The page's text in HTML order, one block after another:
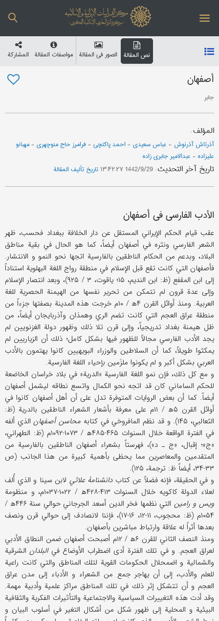
نص المقالة الصور في المقالة مواصفات المقالة المشارکة
أصفهان
جابر
المؤلف:
آذرتاش آذرنوش - عباس سعیدي -احمد پاکتچی -فرامرز حاج منوچهری -مهبانو
علیزاده - عبدالامیر جابری زاده
تاریخ آخر التحدیث: 1442/9/29 ۱۳:۴۲:۲۷ تاریخ تألیف المقالة
الأدب الفارسي في أصفهان
عقب قيام الحكم الإيراني المستقل عن دار الخلافة ببغداد فحسب، ظهر
الشعر الفارسي ونثره في أصفهان أيضاً، كما هو الحال في بقية مناطق
البلاد، وبدعم من الحكام الناطقين بالفارسية اتجها نحو النمو و الانتشار.
فأصفهان التي كانت تقع قبل الإسلام في منطقة رواج اللغة البهلوية استناداً
إلى ابن المقفع (ظ: ابن النديم، ۱۵؛ ياقوت، ۳ / ۹۲۵)، وبعد انتصار الإسلام
وإلى عدة قرون لم تتمكن من تحرير نفسها من الهيمنة الحصرية للغة
العربية. ومنذ أوائل القرن ۴ه‍ / ۱۰م خرجت هذه المدينة بصفتها جزءاً من
منطقة عراق العجم التي كانت تضم الري وهمذان وآذربايجان أيضاً، من
ظل هيمنة بغداد تدريجياً، وإلى قرن تلا ذلك وظهور دولة الغزنويين لم
يجد الأدب الفارسي مجالاً للظهور فيها بشكل كامل؛ ذلك أن الزياريين لم
يمكثوا طويلاً، كما أن السلاطين والوزراء البويهيين كانوا يهتمون بالأدب
العربي بشكل أكبر و لم يكونوا ملزَمين بإحياء اللغة الفارسية.
و مع كل ذلك، فإن نمو اللغة الفارسية «الدرية» في بلاد خراسان الخاضعة
للحكم الساماني كان قد اتجه نحو الكمال واتسع نطاقه ليشمل أصفهان
أيضاً. كما أن بعض الروايات المتوفرة تدل على أن أهل أصفهان كانوا في
أوائل القرن ۵ه‍ / ۱۱م على معرفة بأشعار الشعراء الناطقين بالدرية (ظ:
الثعالبي، ۱۴۵). و قد نظم المافروخي في كتابه
محاسن أصفهانالذي ألفه
في الفترة الواقعة خلال السنوات ۴۶۵-۴۸۵ه‍ / ۱۰۷۳-۱۰۹۲م (ظ: الطهراني،
«ج»؛ إقبال، «ج ـ د»)، فهرستاً بشعراء أصفهان الناطقين بالفارسية من
المتقدمين والمعاصرين مما يحظى بأهمية كبيرة من هذا الجانب (ص
۳۳-۳۴، أيضاً ظ: ترجمة، ۱۲۵).
و في الحقيقة، فإنه فضلاً عن كتابدانشنامۀ علائي لابن سينا و الذي أُلف
لعلاء الدولة كاكويه خلال السنوات ۴۱۳-۴۲۸ه‍ / ۱۰۲۲-۱۰۳۷م، و منظومة
ويس و رامين
التي نظمها فخر الدين أسعد الجرجاني حوالي سنة ۴۴۶ه‍ /
۱۰۵۴م (ظ: محجوب، ۱۱-۱۲، ۱۶-۱۷)، فإننا لانصادف إلى حوالي قرن ونصف
بعدها أثراً له علاقة وارتباط مباشرين بأصفهان.
ومنذ النصف الثاني للقرن ۶ه‍ / ۱۲م أصبحت أصفهان ضمن النطاق الأدبي
لعراق العجم. و في تلك الفترة أدى اضطراب الأوضاع في البلدانالشرقية
والشمالية و اضمحلال الحكومات القوية لتلك المناطق والتي كانت راعية
للعلم والأدب، إلى أن يهاجر جمع من الشعراء و الأدباء إلى مدن عراق
العجم و أن تتشكل إثر ذلك في تلك المناطق مراكز علمية وأدبية مهمة.
وقد أدت هذه التغييرات السياسية والاجتماعية والتأثيرات الفكرية والثقافية
البيئية و المحلية إلى ظهور شكل من أشكال التغير في أسلوب البيان و